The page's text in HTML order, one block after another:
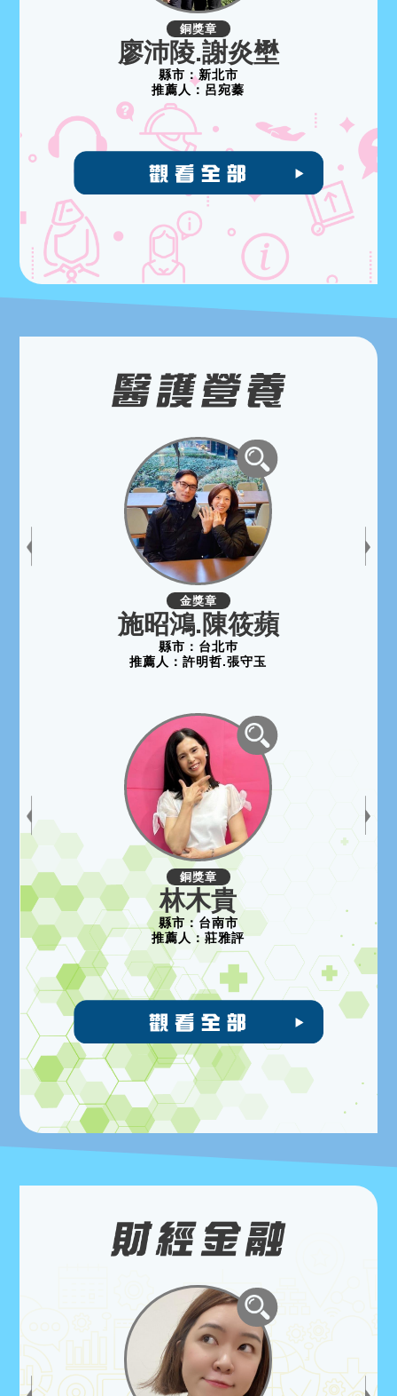
銅獎章
廖沛陵.謝炎壄
縣市：新北市
推薦人： 呂宛蓁
金獎章
施昭鴻.陳筱蘋
縣市： 台北巿
推薦人：許明哲.張守玉
銅獎章
林木貴
縣市： 台南市
推薦人：莊雅評